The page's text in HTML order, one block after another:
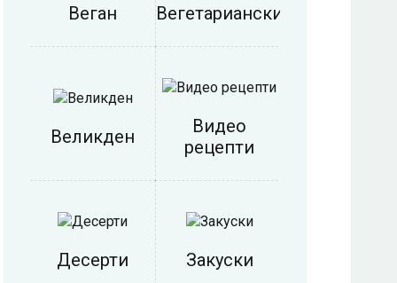
Веган Вегетариански
Великден
Видео
рецепти
Десерти Закуски